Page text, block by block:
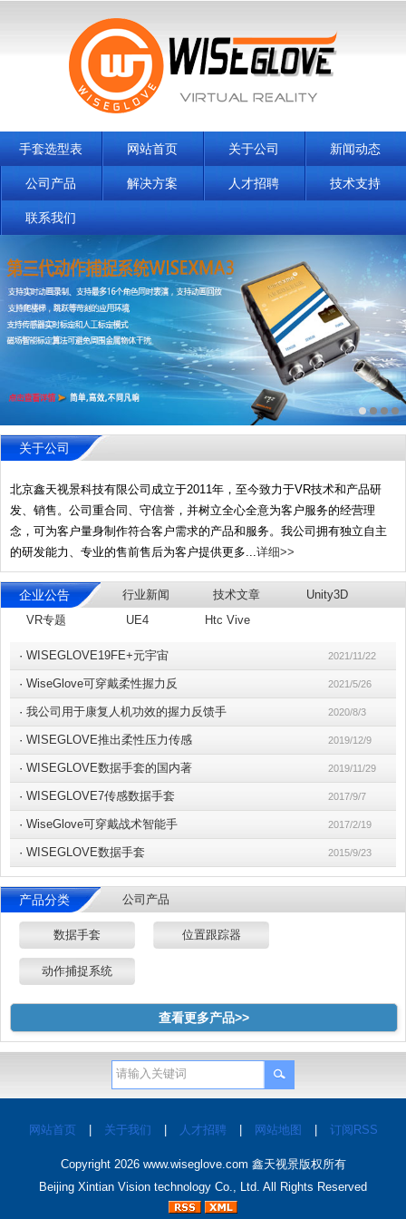
手套选型表 网站首页 关于公司 新闻动态
公司产品 解决方案 人才招聘 技术支持
联系我们
关于公司
北京鑫天视景科技有限公司成立于2011年，至今致力于VR技术和产品研
发、销售。公司重合同、守信誉，并树立全心全意为客户服务的经营理
念，可为客户量身制作符合客户需求的产品和服务。我公司拥有独立自主
的研发能力、专业的售前售后为客户提供更多...详细>>
企业公告 行业新闻 技术文章
Unity3D
VR专题
UE4 Htc Vive
· WISEGLOVE19FE+元宇宙 2021/11/22
· WiseGlove可穿戴柔性握力反 2021/5/26
· 我公司用于康复人机功效的握力反馈手 2020/8/3
· WISEGLOVE推出柔性压力传感 2019/12/9
· WISEGLOVE数据手套的国内著 2019/11/29
· WISEGLOVE7传感数据手套 2017/9/7
· WiseGlove可穿戴战术智能手 2017/2/19
· WISEGLOVE数据手套 2015/9/23
产品分类 公司产品
数据手套 位置跟踪器
动作捕捉系统
查看更多产品>>
网站首页 关于我们 人才招聘 网站地图 订阅RSS
Copyright 2026 www.wiseglove.com 鑫天视景版权所有
Beijing Xintian Vision technology Co., Ltd. All Rights Reserved